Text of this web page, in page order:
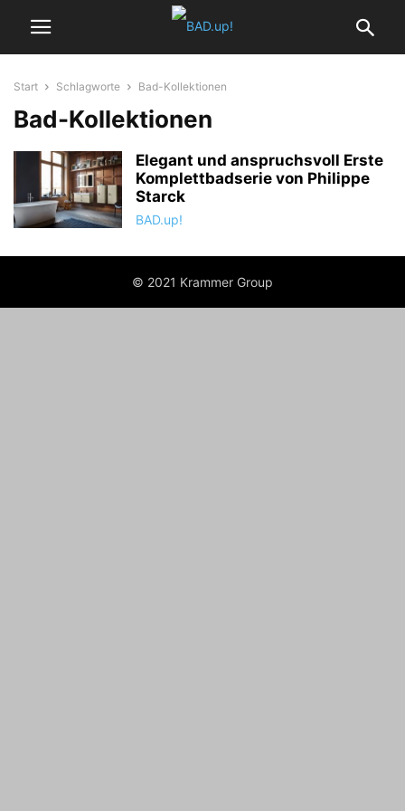
Start Schlagworte Bad-Kollektionen
Bad-Kollektionen
Elegant und anspruchsvoll Erste
Komplettbadserie von Philippe
Starck
BAD.up!
© 2021 Krammer Group